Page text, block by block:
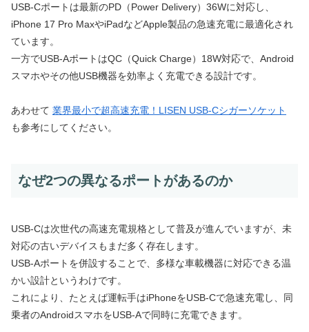
USB-Cポートは最新のPD（Power Delivery）36Wに対応し、
iPhone 17 Pro MaxやiPadなどApple製品の急速充電に最適化され
ています。
一方でUSB-AポートはQC（Quick Charge）18W対応で、Android
スマホやその他USB機器を効率よく充電できる設計です。
あわせて 業界最小で超高速充電！LISEN USB-Cシガーソケット
も参考にしてください。
なぜ2つの異なるポートがあるのか
USB-Cは次世代の高速充電規格として普及が進んでいますが、未
対応の古いデバイスもまだ多く存在します。
USB-Aポートを併設することで、多様な車載機器に対応できる温
かい設計というわけです。
これにより、たとえば運転手はiPhoneをUSB-Cで急速充電し、同
乗者のAndroidスマホをUSB-Aで同時に充電できます。